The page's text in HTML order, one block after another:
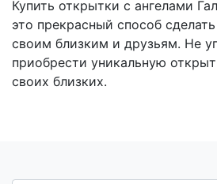
Купить открытки с ангелами
это прекрасный способ
своим близким и друзьям. Не
приобрести уникальную
своих близких.